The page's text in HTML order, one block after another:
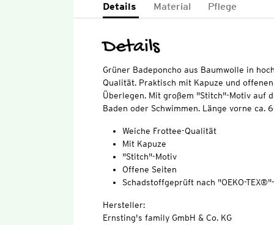
Details Material Pflege
Details
Grüner Badeponcho aus Baumwolle in
Qualität. Praktisch mit Kapuze und
Überlegen. Mit großem "Stitch"-Motiv auf
Baden oder Schwimmen. Länge vorne ca.
Weiche Frottee-Qualität
Mit Kapuze
"Stitch"-Motiv
Offene Seiten
Schadstoffgeprüft nach "OEKO-
Hersteller:
Ernsting's family GmbH & Co. KG